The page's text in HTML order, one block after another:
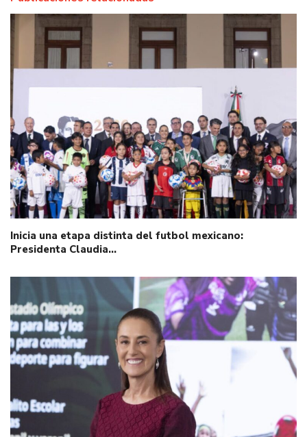
Inicia una etapa distinta del futbol mexicano:
Presidenta Claudia…